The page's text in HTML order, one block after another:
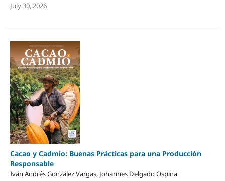
July 30, 2026
Cacao y Cadmio: Buenas Prácticas para una Producción
Responsable
Iván Andrés González Vargas, Johannes Delgado Ospina